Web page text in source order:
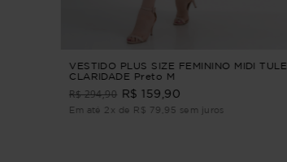
VESTIDO PLUS SIZE FEMININO MIDI TULE
CLARIDADE Preto M
R$ 294,90 R$ 159,90
Em até 2x de R$ 79,95 sem juros